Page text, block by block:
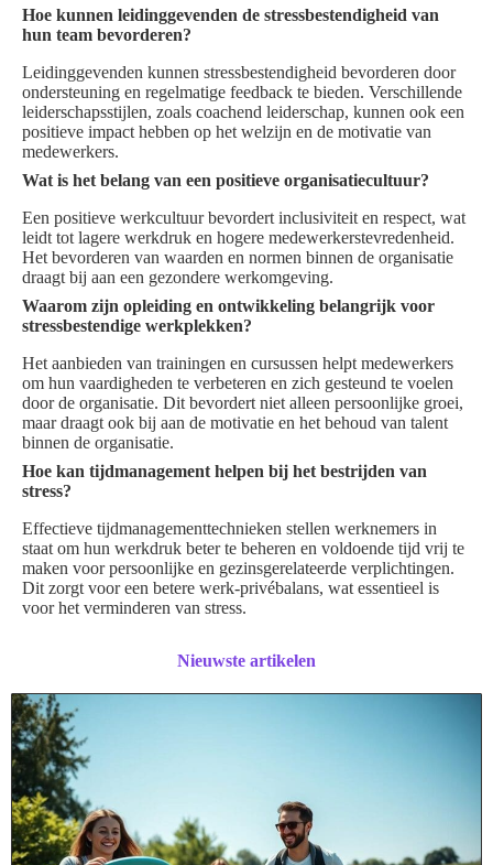
Hoe kunnen leidinggevenden de stressbestendigheid van
hun team bevorderen?
Leidinggevenden kunnen stressbestendigheid bevorderen door
ondersteuning en regelmatige feedback te bieden. Verschillende
leiderschapsstijlen, zoals coachend leiderschap, kunnen ook een
positieve impact hebben op het welzijn en de motivatie van
medewerkers.
Wat is het belang van een positieve organisatiecultuur?
Een positieve werkcultuur bevordert inclusiviteit en respect, wat
leidt tot lagere werkdruk en hogere medewerkerstevredenheid.
Het bevorderen van waarden en normen binnen de organisatie
draagt bij aan een gezondere werkomgeving.
Waarom zijn opleiding en ontwikkeling belangrijk voor
stressbestendige werkplekken?
Het aanbieden van trainingen en cursussen helpt medewerkers
om hun vaardigheden te verbeteren en zich gesteund te voelen
door de organisatie. Dit bevordert niet alleen persoonlijke groei,
maar draagt ook bij aan de motivatie en het behoud van talent
binnen de organisatie.
Hoe kan tijdmanagement helpen bij het bestrijden van
stress?
Effectieve tijdmanagementtechnieken stellen werknemers in
staat om hun werkdruk beter te beheren en voldoende tijd vrij te
maken voor persoonlijke en gezinsgerelateerde verplichtingen.
Dit zorgt voor een betere werk-privébalans, wat essentieel is
voor het verminderen van stress.
Nieuwste artikelen